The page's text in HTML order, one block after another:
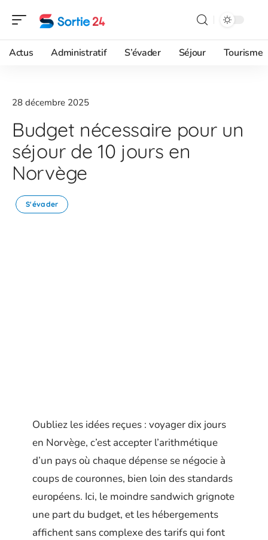
Actus Administratif S’évader Séjour Tourisme
28 décembre 2025
Budget nécessaire pour un
séjour de 10 jours en
Norvège
S'évader
Oubliez les idées reçues : voyager dix jours
en Norvège, c’est accepter l’arithmétique
d’un pays où chaque dépense se négocie à
coups de couronnes, bien loin des standards
européens. Ici, le moindre sandwich grignote
une part du budget, et les hébergements
affichent sans complexe des tarifs qui font